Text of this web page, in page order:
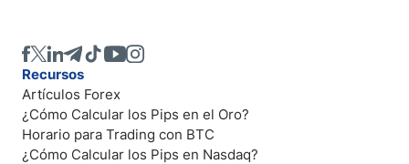
Recursos
Artículos Forex
¿Cómo Calcular los Pips en el Oro?
Horario para Trading con BTC
¿Cómo Calcular los Pips en Nasdaq?